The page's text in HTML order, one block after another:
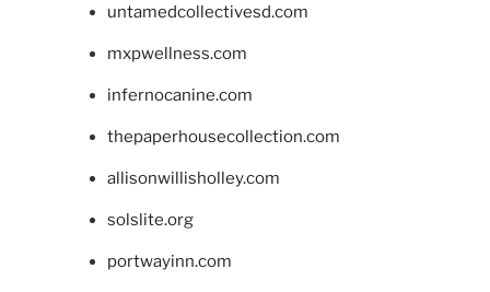
untamedcollectivesd.com
mxpwellness.com
infernocanine.com
thepaperhousecollection.com
allisonwillisholley.com
solslite.org
portwayinn.com